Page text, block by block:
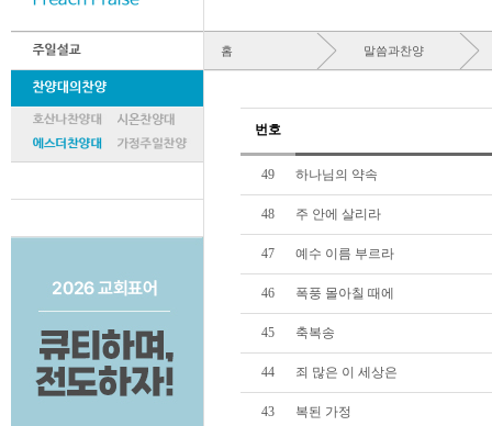
홈 말씀과찬양
번호
49 하나님의 약속
48 주 안에 살리라
47 예수 이름 부르라
46 폭풍 몰아칠 때에
45 축복송
44 죄 많은 이 세상은
43 복된 가정